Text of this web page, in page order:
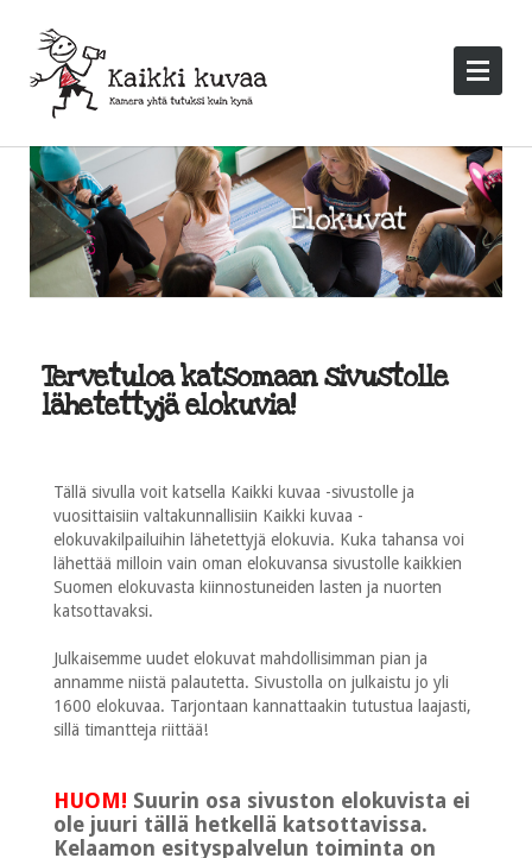
Tervetuloa katsomaan sivustolle
lähetettyjä elokuvia!
Tällä sivulla voit katsella Kaikki kuvaa -sivustolle ja
vuosittaisiin valtakunnallisiin Kaikki kuvaa -
elokuvakilpailuihin lähetettyjä elokuvia. Kuka tahansa voi
lähettää milloin vain oman elokuvansa sivustolle kaikkien
Suomen elokuvasta kiinnostuneiden lasten ja nuorten
katsottavaksi.
Julkaisemme uudet elokuvat mahdollisimman pian ja
annamme niistä palautetta. Sivustolla on julkaistu jo yli
1600 elokuvaa. Tarjontaan kannattaakin tutustua laajasti,
sillä timantteja riittää!
HUOM! Suurin osa sivuston elokuvista ei
ole juuri tällä hetkellä katsottavissa.
Kelaamon esityspalvelun toiminta on